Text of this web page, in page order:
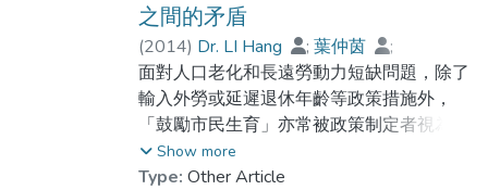
之間的矛盾
(2014) Dr. LI Hang ; 葉仲茵
;
Chiu, Stephen W. K.
面對人口老化和長遠勞動力短缺問題，除了
輸入外勞或延遲退休年齡等政策措施外，
「鼓勵市民生育」亦常被政策制定者視為是
解決人口問題的主要關鍵。就以香港政府去
年10月展開的人口政策公眾參與活動的諮
Show more
Type: Other Article